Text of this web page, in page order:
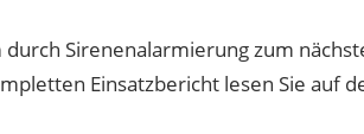
Sirenenalarmierung zum
Einsatzbericht lesen Sie auf